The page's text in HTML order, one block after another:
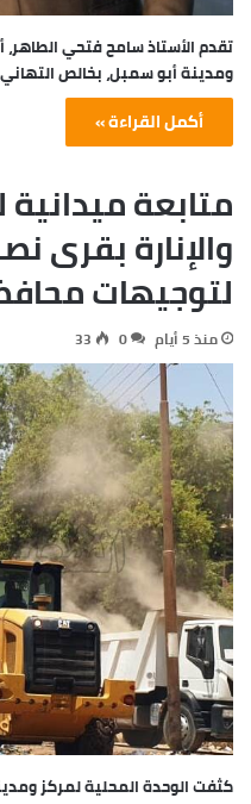
تقدم الأستاذ سامح فتحي
ومدينة أبو سمبل، بخالص
أكمل القراءة »
متابعة
والإنارة بقرى
لتوجيهات
منذ 5 أيام 0
33
كثفت الوحدة المحلية لمركز